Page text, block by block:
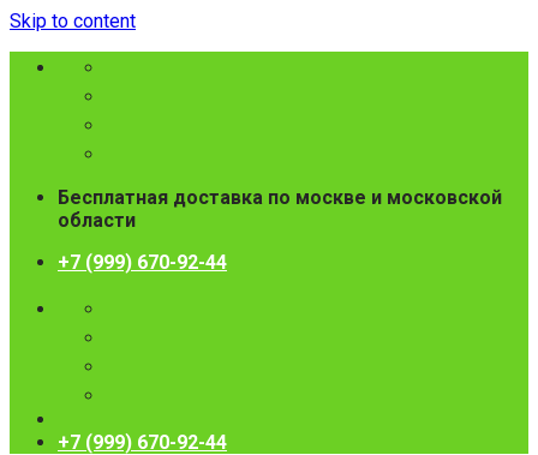
Skip to content
Бесплатная доставка по москве и московской
области
+7 (999) 670-92-44
+7 (999) 670-92-44